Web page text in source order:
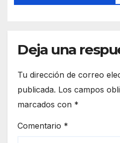
Deja una
Tu dirección de correo
publicada. Los campos
marcados con *
Comentario *